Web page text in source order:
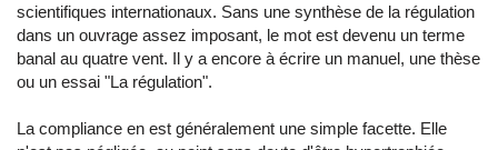
scientifiques internationaux. Sans une synthèse de la régulation
dans un ouvrage assez imposant, le mot est devenu un terme
banal au quatre vent. Il y a encore à écrire un manuel, une thèse
ou un essai "La régulation".
La compliance en est généralement une simple facette. Elle